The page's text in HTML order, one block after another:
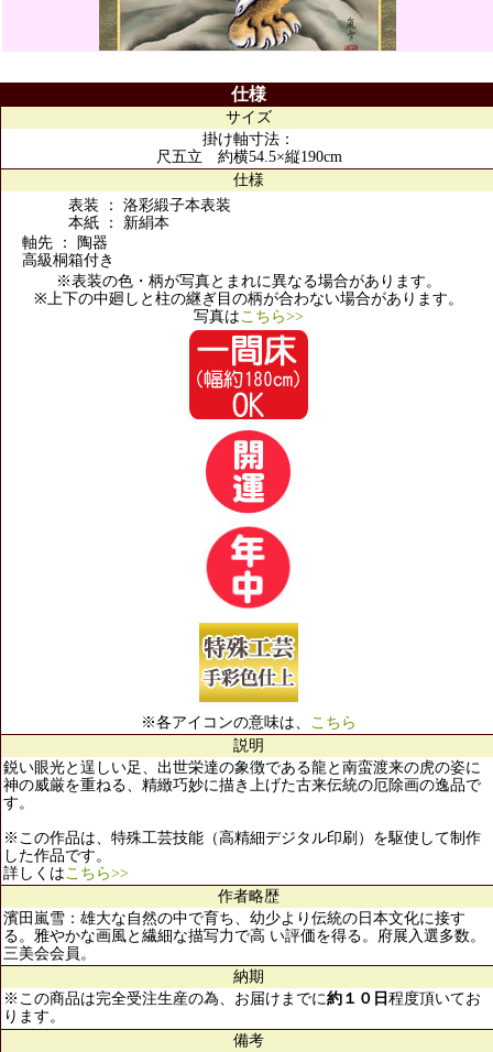
仕様
サイズ
掛け軸寸法：
尺五立 約横54.5×縦190cm
仕様
表装 ： 洛彩緞子本表装
本紙 ： 新絹本
軸先 ： 陶器
高級桐箱付き
※表装の色・柄が写真とまれに異なる場合があります。
※上下の中廻しと柱の継ぎ目の柄が合わない場合があります。
写真はこちら>>
※各アイコンの意味は、 こちら
説明
鋭い眼光と逞しい足、出世栄達の象徴である龍と南蛮渡来の虎の姿に
神の威厳を重ねる、精緻巧妙に描き上げた古来伝統の厄除画の逸品で
す。
※この作品は、特殊工芸技能（高精細デジタル印刷）を駆使して制作
した作品です。
詳しくはこちら>>
作者略歴
濱田嵐雪：雄大な自然の中で育ち、幼少より伝統の日本文化に接す
る。雅やかな画風と繊細な描写力で高 い評価を得る。府展入選多数。
三美会会員。
納期
※この商品は完全受注生産の為、お届けまでに約１０日 程度頂いてお
ります。
備考